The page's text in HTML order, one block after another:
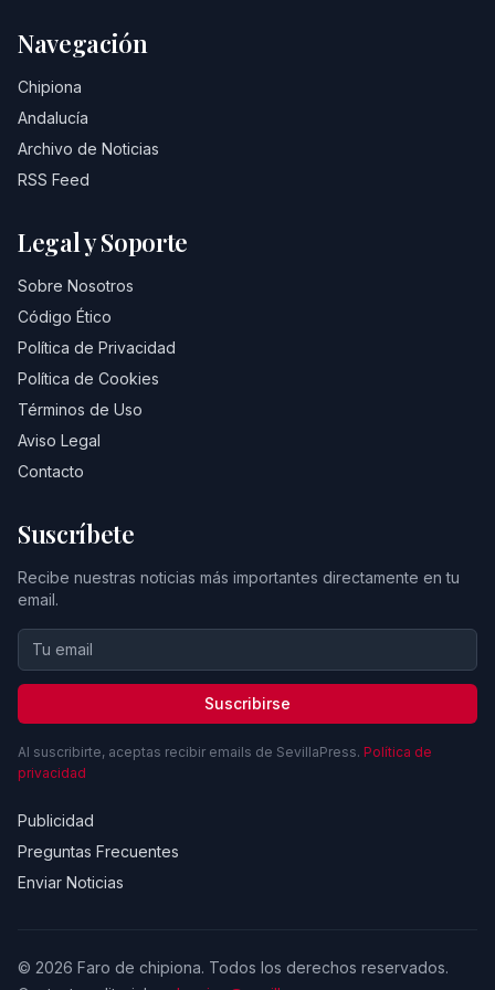
Navegación
Chipiona
Andalucía
Archivo de Noticias
RSS Feed
Legal y Soporte
Sobre Nosotros
Código Ético
Política de Privacidad
Política de Cookies
Términos de Uso
Aviso Legal
Contacto
Suscríbete
Recibe nuestras noticias más importantes directamente en tu
email.
Suscribirse
Al suscribirte, aceptas recibir emails de SevillaPress. Política de
privacidad
Publicidad
Preguntas Frecuentes
Enviar Noticias
© 2026 Faro de chipiona. Todos los derechos reservados.